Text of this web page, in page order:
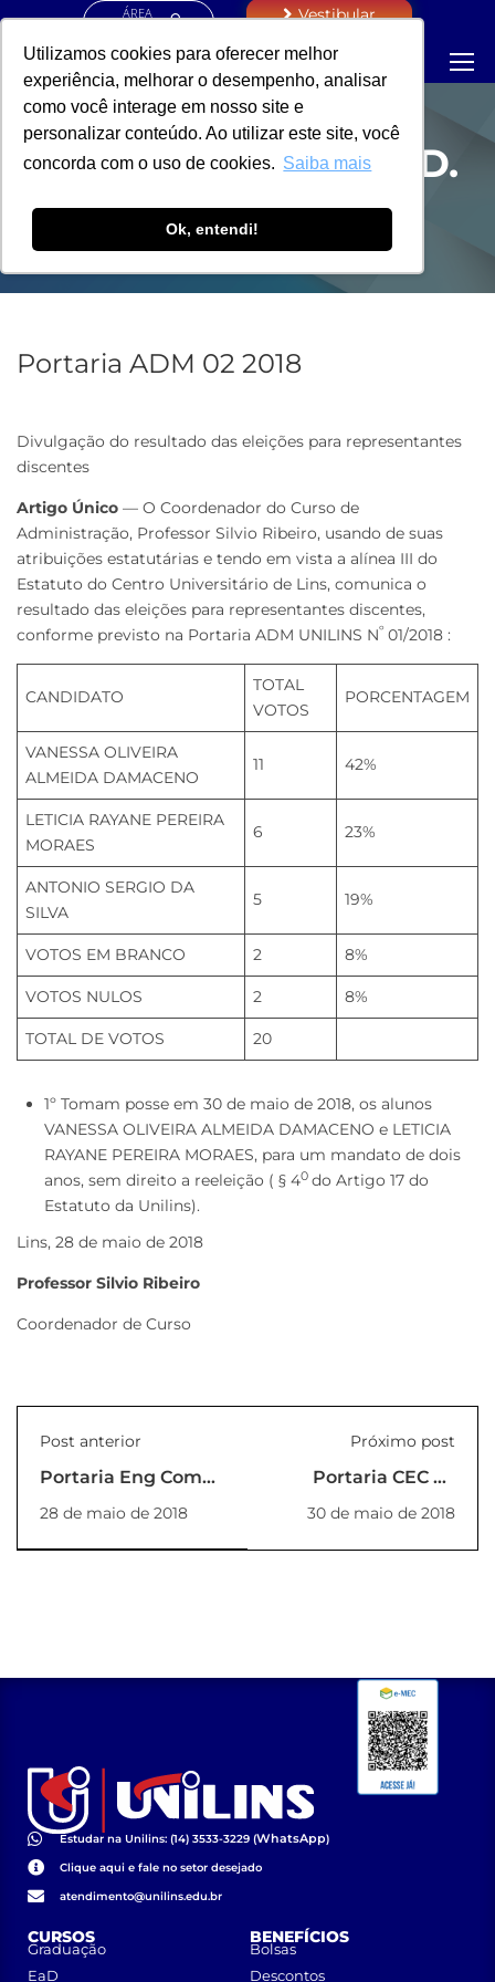
Utilizamos cookies para oferecer melhor
experiência, melhorar o desempenho, analisar
como você interage em nosso site e
personalizar conteúdo. Ao utilizar este site, você
concorda com o uso de cookies. Saiba mais
Ok, entendi!
ÁREA
Vestibular
PORTARIA - COORD.
DE CURSOS
Portaria ADM 02 2018
Divulgação do resultado das eleições para representantes
discentes
Artigo Único — O Coordenador do Curso de
Administração, Professor Silvio Ribeiro, usando de suas
atribuições estatutárias e tendo em vista a alínea III do
Estatuto do Centro Universitário de Lins, comunica o
resultado das eleições para representantes discentes,
conforme previsto na Portaria ADM UNILINS Nº 01/2018 :
CANDIDATO
TOTAL
VOTOS
PORCENTAGEM
VANESSA OLIVEIRA
ALMEIDA DAMACENO
11 42%
LETICIA RAYANE PEREIRA
MORAES
6 23%
ANTONIO SERGIO DA
SILVA
5 19%
VOTOS EM BRANCO 2 8%
VOTOS NULOS 2 8%
TOTAL DE VOTOS 20
1º Tomam posse em 30 de maio de 2018, os alunos
VANESSA OLIVEIRA ALMEIDA DAMACENO e LETICIA
RAYANE PEREIRA MORAES, para um mandato de dois
anos, sem direito a reeleição ( § 40 do Artigo 17 do
Estatuto da Unilins).
Lins, 28 de maio de 2018
Professor Silvio Ribeiro
Coordenador de Curso
Post anterior
Portaria Eng Comp
02 2018
28 de maio de 2018
Próximo post
Portaria CEC 02
30 de maio de 2018
Estudar na Unilins: (14) 3533-3229 (WhatsApp)
Clique aqui e fale no setor desejado
atendimento@unilins.edu.br
CURSOS
Graduação
EaD
BENEFÍCIOS
Bolsas
Descontos